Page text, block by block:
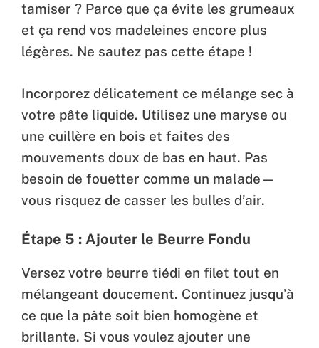
tamiser ? Parce que ça évite les grumeaux
et ça rend vos madeleines encore plus
légères. Ne sautez pas cette étape !
Incorporez délicatement ce mélange sec à
votre pâte liquide. Utilisez une maryse ou
une cuillère en bois et faites des
mouvements doux de bas en haut. Pas
besoin de fouetter comme un malade—
vous risquez de casser les bulles d’air.
Étape 5 : Ajouter le Beurre Fondu
Versez votre beurre tiédi en filet tout en
mélangeant doucement. Continuez jusqu’à
ce que la pâte soit bien homogène et
brillante. Si vous voulez ajouter une